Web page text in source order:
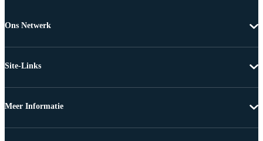
Ons Netwerk
Site-Links
Meer Informatie